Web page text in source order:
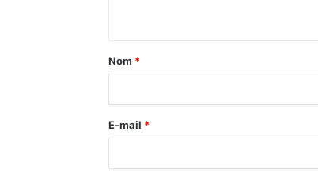
a
r
e
Nom *
E-mail *